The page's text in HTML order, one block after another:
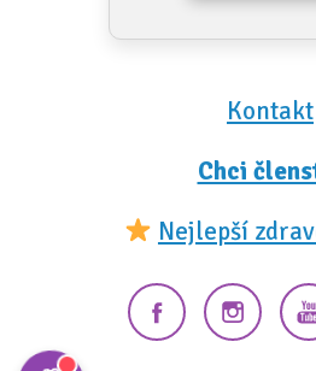
Kontakt
Chci
Nejlepší